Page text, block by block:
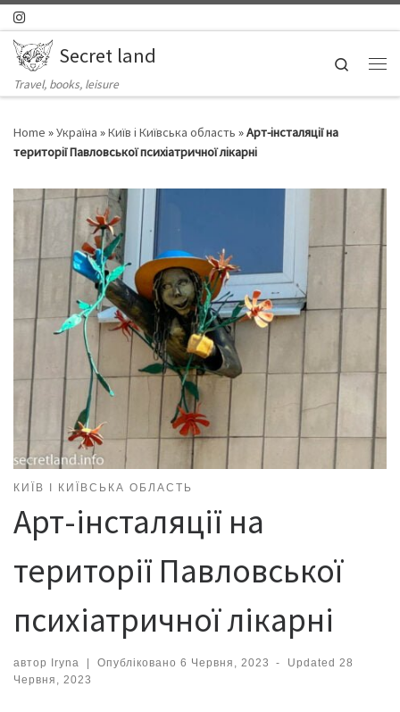
Skip to content
Secret land
Travel, books, leisure
Search
Home »Україна »Київ і Київська область »Арт-інсталяції на
території Павловської психіатричної лікарні
КИЇВ І КИЇВСЬКА ОБЛАСТЬ
Арт-інсталяції на
території Павловської
психіатричної лікарні
автор Iryna Опубліковано 6 Червня, 2023 - Updated28
Червня, 2023